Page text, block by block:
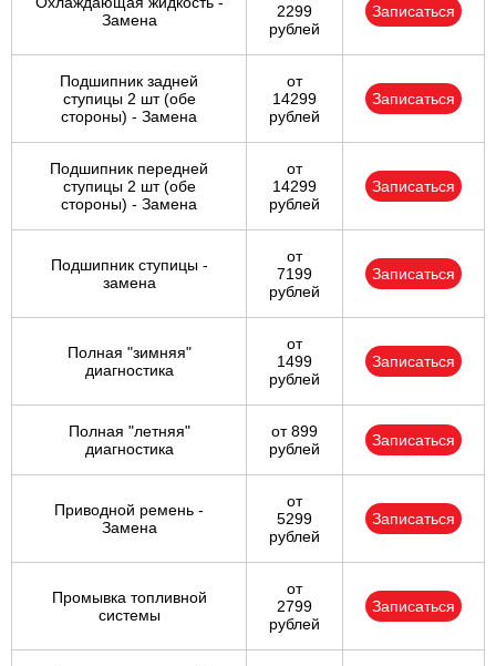
Замена
2299
рублей
Записаться
Подшипник задней
ступицы 2 шт (обе
стороны) - Замена
от
14299
рублей
Записаться
Подшипник передней
ступицы 2 шт (обе
стороны) - Замена
от
14299
рублей
Записаться
Подшипник ступицы -
замена
от
7199
рублей
Записаться
Полная "зимняя"
диагностика
от
1499
рублей
Записаться
Полная "летняя"
диагностика
от 899
рублей
Записаться
Приводной ремень -
Замена
от
5299
рублей
Записаться
Промывка топливной
системы
от
2799
рублей
Записаться